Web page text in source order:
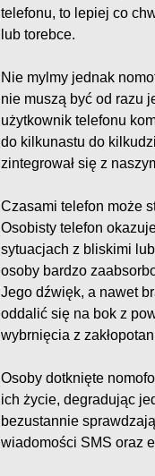
telefonu, to lepiej co
lub torebce.
Nie mylmy jednak
nie muszą być od razu
użytkownik telefonu
do kilkunastu do
zintegrował się z
Czasami telefon może
Osobisty telefon
sytuacjach z bliskimi
osoby bardzo
Jego dźwięk, a nawet
oddalić się na bok z
wybrnięcia z
Osoby dotknięte
ich życie, degradując
bezustannie
wiadomości SMS oraz